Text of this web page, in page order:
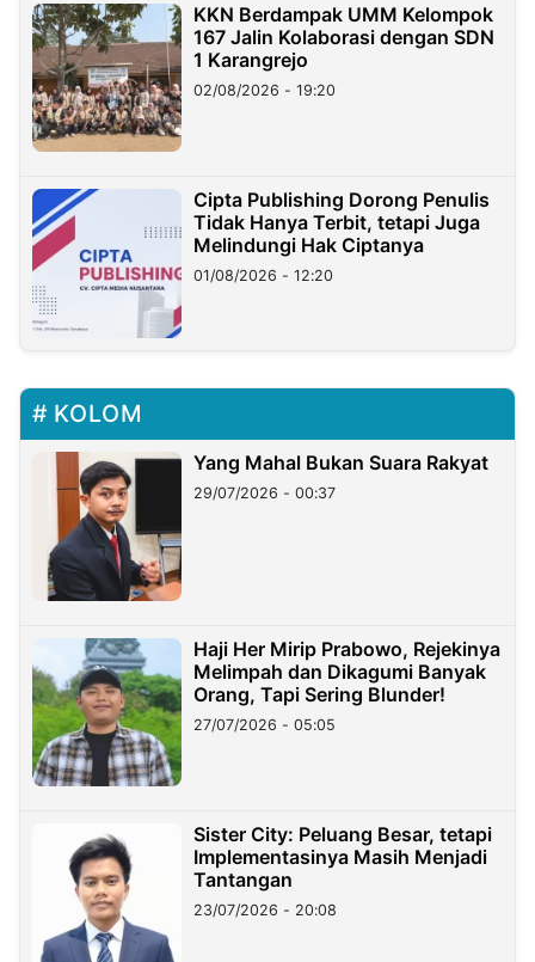
KKN Berdampak UMM Kelompok
167 Jalin Kolaborasi dengan SDN
1 Karangrejo
02/08/2026 - 19:20
Cipta Publishing Dorong Penulis
Tidak Hanya Terbit, tetapi Juga
Melindungi Hak Ciptanya
01/08/2026 - 12:20
KOLOM
Yang Mahal Bukan Suara Rakyat
29/07/2026 - 00:37
Haji Her Mirip Prabowo, Rejekinya
Melimpah dan Dikagumi Banyak
Orang, Tapi Sering Blunder!
27/07/2026 - 05:05
Sister City: Peluang Besar, tetapi
Implementasinya Masih Menjadi
Tantangan
23/07/2026 - 20:08